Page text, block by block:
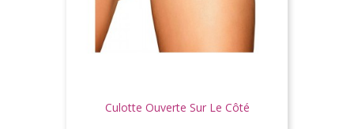
Culotte Ouverte Sur Le Côté